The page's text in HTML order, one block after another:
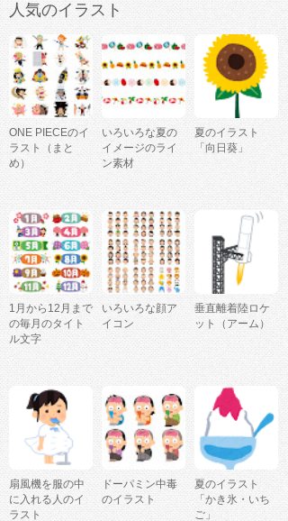
人気のイラスト
ONE PIECEのイ
ラスト（まと
め）
いろいろな夏の
イメージのライ
ン素材
夏のイラスト
「向日葵」
1月から12月まで
の毎月のタイト
ル文字
いろいろな顔ア
イコン
垂直離着陸ロケ
ット（アーム）
扇風機を服の中
に入れる人のイ
ラスト
ドーパミン中毒
のイラスト
夏のイラスト
「かき氷・いち
ご」